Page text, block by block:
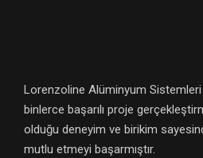
Lorenzoline Alüminyum
binlerce başarılı proje
olduğu deneyim ve birikim
mutlu etmeyi başarmıştır.